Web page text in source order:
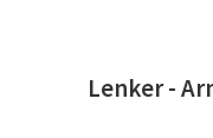
Lenker -